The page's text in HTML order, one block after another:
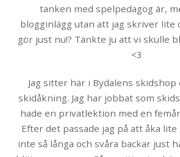
tanken med spelpedagog är,
blogginlägg utan att jag skriver lite
gör just nu!? Tänkte ju att vi skulle
<3
Jag sitter här i Bydalens skidshop
skidåkning. Jag har jobbat som
hade en privatlektion med en
Efter det passade jag på att åka
inte så långa och svåra backar just